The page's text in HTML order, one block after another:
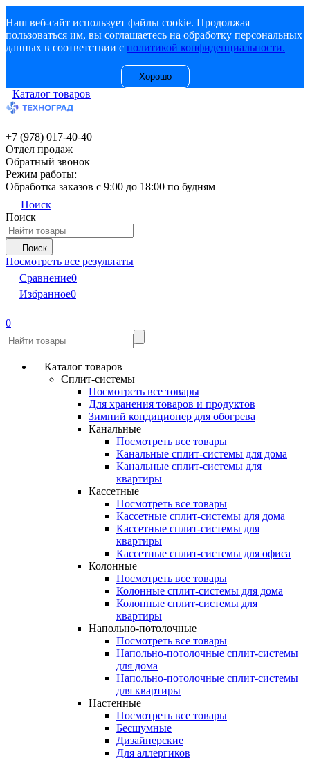
Наш веб-сайт использует файлы cookie. Продолжая
пользоваться им, вы соглашаетесь на обработку персональных
данных в соответствии с политикой конфиденциальности.
Хорошо
Каталог товаров
+7 (978) 017-40-40
Отдел продаж
Обратный звонок
Режим работы:
Обработка заказов с 9:00 до 18:00 по будням
Поиск
Поиск
Поиск
Посмотреть все результаты
Сравнение0
Избранное0
0
Каталог товаров
Сплит-системы
Посмотреть все товары
Для хранения товаров и продуктов
Зимний кондиционер для обогрева
Канальные
Посмотреть все товары
Канальные сплит-системы для дома
Канальные сплит-системы для
квартиры
Кассетные
Посмотреть все товары
Кассетные сплит-системы для дома
Кассетные сплит-системы для
квартиры
Кассетные сплит-системы для офиса
Колонные
Посмотреть все товары
Колонные сплит-системы для дома
Колонные сплит-системы для
квартиры
Напольно-потолочные
Посмотреть все товары
Напольно-потолочные сплит-системы
для дома
Напольно-потолочные сплит-системы
для квартиры
Настенные
Посмотреть все товары
Бесшумные
Дизайнерские
Для аллергиков